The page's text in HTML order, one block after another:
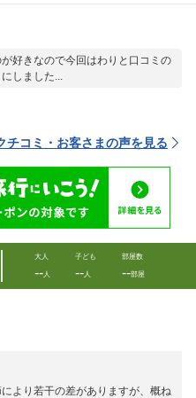
好きなので今回はわりと口コミの
しました...
チコミ・お客さまの声を見る
大人
--人
子ども
--人
部屋数
--部屋
より若干の差がありますが、概ね